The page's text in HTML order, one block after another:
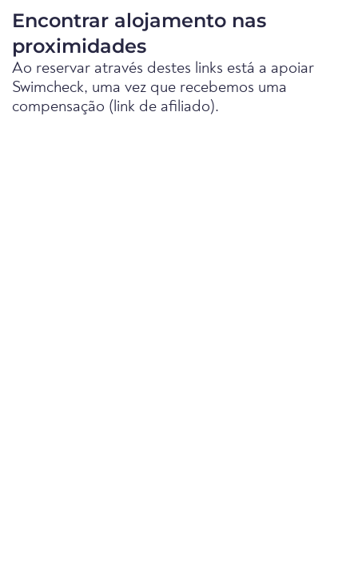
Encontrar alojamento nas
proximidades
Ao reservar através destes links está a apoiar
Swimcheck, uma vez que recebemos uma
compensação (link de afiliado).